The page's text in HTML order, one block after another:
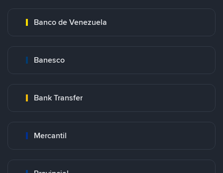
Banco de Venezuela
Banesco
Bank Transfer
Mercantil